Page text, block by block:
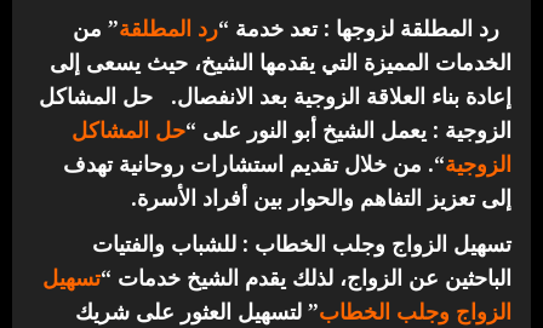
رد المطلقة لزوجها : تعد خدمة “رد المطلقة” من
الخدمات المميزة التي يقدمها الشيخ، حيث يسعى إلى
إعادة بناء العلاقة الزوجية بعد الانفصال.
حل المشاكل
الزوجية : يعمل الشيخ أبو النور على “حل المشاكل
الزوجية“. من خلال تقديم استشارات روحانية تهدف
إلى تعزيز التفاهم والحوار بين أفراد الأسرة.
تسهيل الزواج وجلب الخطاب : للشباب والفتيات
الباحثين عن الزواج، لذلك يقدم الشيخ خدمات “تسهيل
الزواج وجلب الخطاب” لتسهيل العثور على شريك